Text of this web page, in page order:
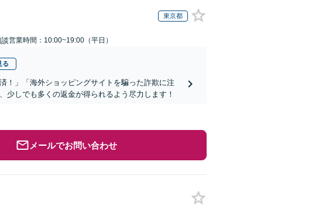
東京都
営業時間：10:00~19:00（平日）
る
！」「海外ショッピングサイトを騙った詐欺に注
しでも多くの返金が得られるよう尽力します！
メールでお問い合わせ